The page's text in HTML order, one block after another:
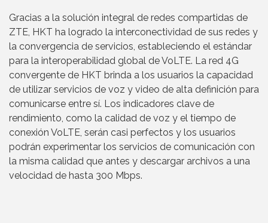
Gracias a la solución integral de redes compartidas de
ZTE, HKT ha logrado la interconectividad de sus redes y
la convergencia de servicios, estableciendo el estándar
para la interoperabilidad global de VoLTE. La red 4G
convergente de HKT brinda a los usuarios la capacidad
de utilizar servicios de voz y video de alta definición para
comunicarse entre sí. Los indicadores clave de
rendimiento, como la calidad de voz y el tiempo de
conexión VoLTE, serán casi perfectos y los usuarios
podrán experimentar los servicios de comunicación con
la misma calidad que antes y descargar archivos a una
velocidad de hasta 300 Mbps.